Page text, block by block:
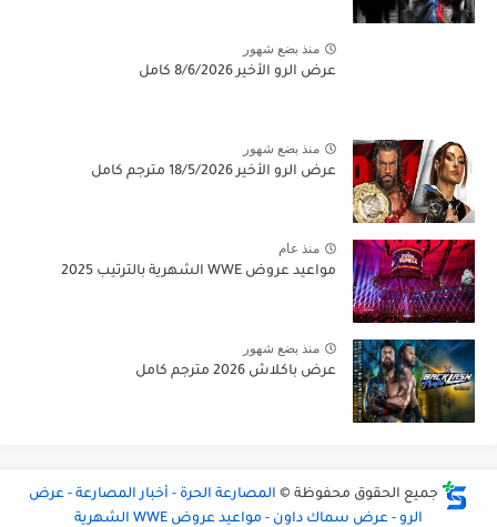
منذ بضع شهور
عرض الرو الأخير 8/6/2026 كامل
منذ بضع شهور
عرض الرو الأخير 18/5/2026 مترجم كامل
منذ عام
مواعيد عروض WWE الشهرية بالترتيب 2025
منذ بضع شهور
عرض باكلاش 2026 مترجم كامل
جميع الحقوق محفوظة © المصارعة الحرة - أخبار المصارعة - عرض
الرو - عرض سماك داون - مواعيد عروض WWE الشهرية